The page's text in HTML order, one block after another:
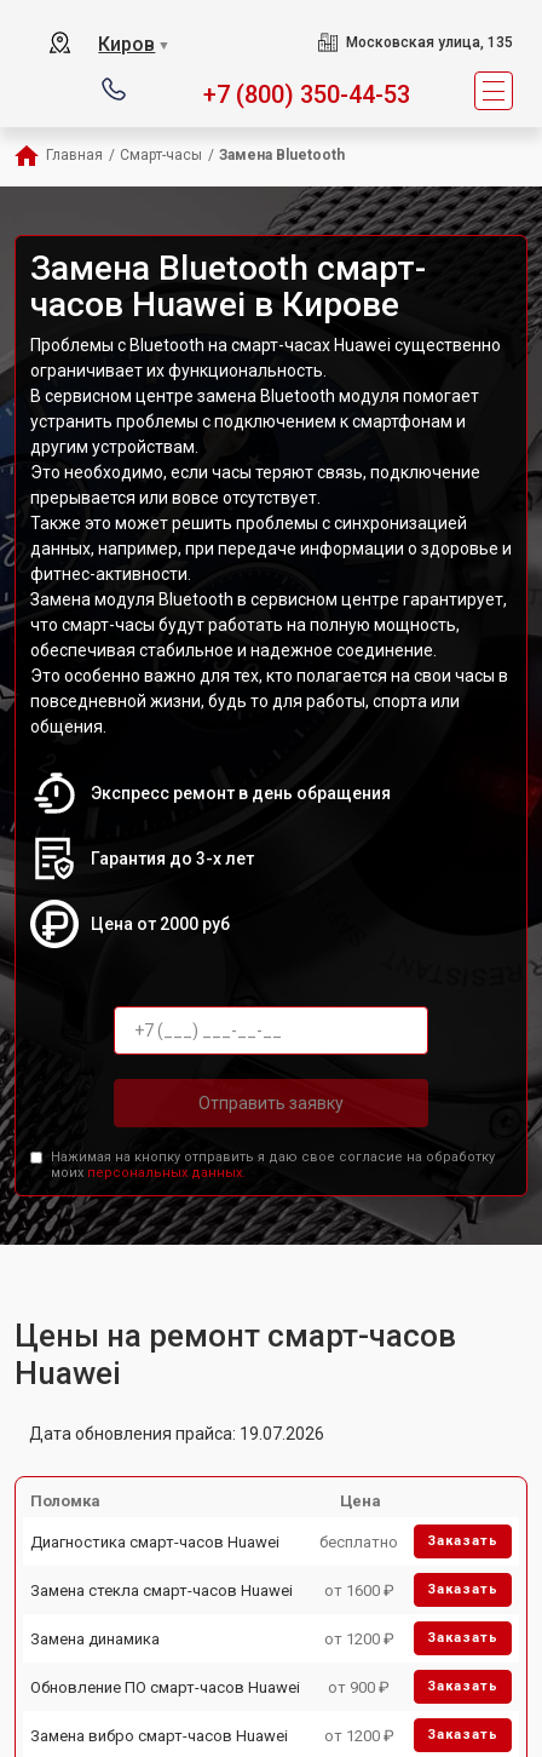
Киров ▼ Московская улица, 135
+7 (800) 350-44-53
Главная / Смарт-часы / Замена Bluetooth
Замена Bluetooth смарт-
часов Huawei в Кирове
Проблемы с Bluetooth на смарт-часах Huawei существенно
ограничивает их функциональность.
В сервисном центре замена Bluetooth модуля помогает
устранить проблемы с подключением к смартфонам и
другим устройствам.
Это необходимо, если часы теряют связь, подключение
прерывается или вовсе отсутствует.
Также это может решить проблемы с синхронизацией
данных, например, при передаче информации о здоровье и
фитнес-активности.
Замена модуля Bluetooth в сервисном центре гарантирует,
что смарт-часы будут работать на полную мощность,
обеспечивая стабильное и надежное соединение.
Это особенно важно для тех, кто полагается на свои часы в
повседневной жизни, будь то для работы, спорта или
общения.
Экспресс ремонт в день обращения
Гарантия до 3-х лет
Цена от 2000 руб
Отправить заявку
Нажимая на кнопку отправить я даю свое согласие на обработку
моих персональных данных.
Цены на ремонт смарт-часов
Huawei
Дата обновления прайса: 19.07.2026
Поломка Цена
Диагностика смарт-часов Huawei бесплатно Заказать
Замена стекла смарт-часов Huawei от 1600 ₽ Заказать
Замена динамика от 1200 ₽ Заказать
Обновление ПО смарт-часов Huawei от 900 ₽ Заказать
Замена вибро смарт-часов Huawei от 1200 ₽ Заказать